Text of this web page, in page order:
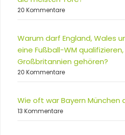
20 Kommentare
Warum darf England, Wales
eine Fußball-WM
Großbritannien gehören?
20 Kommentare
Wie oft war Bayern München
13 Kommentare